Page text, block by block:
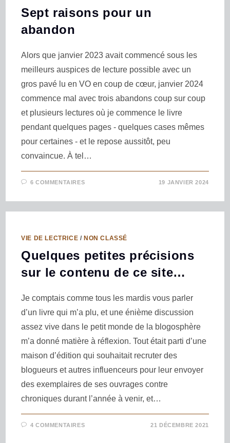
Sept raisons pour un
abandon
Alors que janvier 2023 avait commencé sous les
meilleurs auspices de lecture possible avec un
gros pavé lu en VO en coup de cœur, janvier 2024
commence mal avec trois abandons coup sur coup
et plusieurs lectures où je commence le livre
pendant quelques pages - quelques cases mêmes
pour certaines - et le repose aussitôt, peu
convaincue. À tel…
6 COMMENTAIRES 19 JANVIER 2024
VIE DE LECTRICE / NON CLASSÉ
Quelques petites précisions
sur le contenu de ce site…
Je comptais comme tous les mardis vous parler
d’un livre qui m’a plu, et une énième discussion
assez vive dans le petit monde de la blogosphère
m’a donné matière à réflexion. Tout était parti d’une
maison d’édition qui souhaitait recruter des
blogueurs et autres influenceurs pour leur envoyer
des exemplaires de ses ouvrages contre
chroniques durant l’année à venir, et…
4 COMMENTAIRES 21 DÉCEMBRE 2021